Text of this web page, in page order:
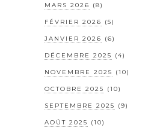
MARS 2026 (8)
FÉVRIER 2026 (5)
JANVIER 2026 (6)
DÉCEMBRE 2025 (4)
NOVEMBRE 2025 (10)
OCTOBRE 2025 (10)
SEPTEMBRE 2025 (9)
AOÛT 2025 (10)